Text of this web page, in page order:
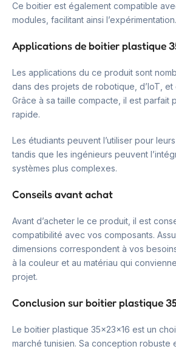
Ce boitier est également compatible
modules, facilitant ainsi l’expérimentation.
Applications de boitier plastique
Les applications du ce produit sont
dans des projets de robotique, d’IoT, et
Grâce à sa taille compacte, il est parfait
rapide.
Les étudiants peuvent l’utiliser pour
tandis que les ingénieurs peuvent
systèmes plus complexes.
Conseils avant achat
Avant d’acheter le ce produit, il est
compatibilité avec vos composants.
dimensions correspondent à vos
à la couleur et au matériau qui
projet.
Conclusion sur boitier plastique
Le boitier plastique 35x23x16 est un
marché tunisien. Sa conception robuste